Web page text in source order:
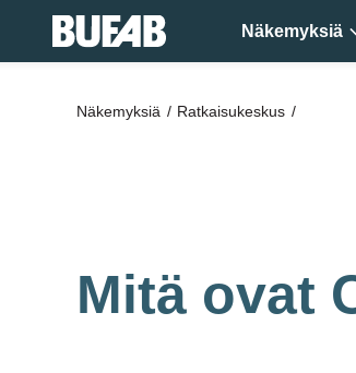
Näkemyksiä
Näkemyksiä Ratkaisukeskus
Mitä ovat
Seuraa
parhaat